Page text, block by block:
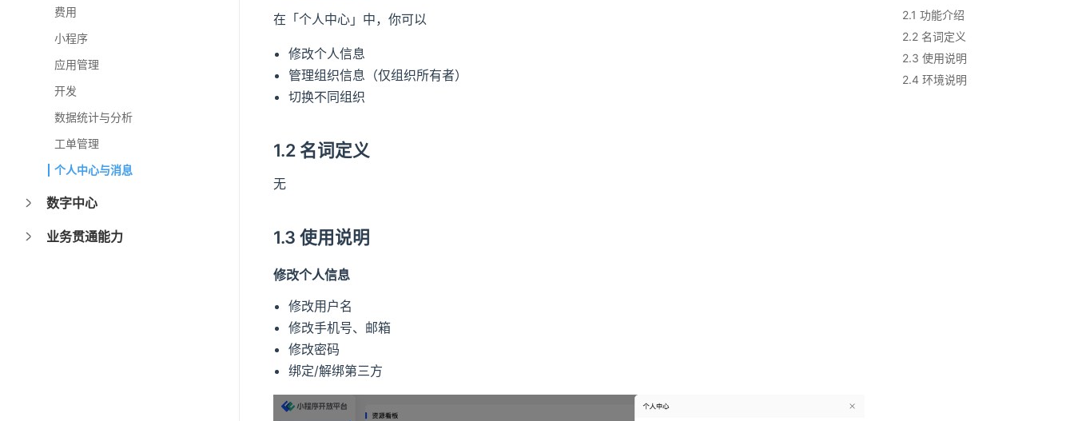
费用
小程序
应用管理
开发
数据统计与分析
工单管理
个人中心与消息
数字中心
业务贯通能力
在「个人中心」中，你可以
修改个人信息
管理组织信息（仅组织所有者）
切换不同组织
1.2 名词定义
无
1.3 使用说明
修改个人信息
修改用户名
修改手机号、邮箱
修改密码
绑定/解绑第三方
2.1 功能介绍
2.2 名词定义
2.3 使用说明
2.4 环境说明